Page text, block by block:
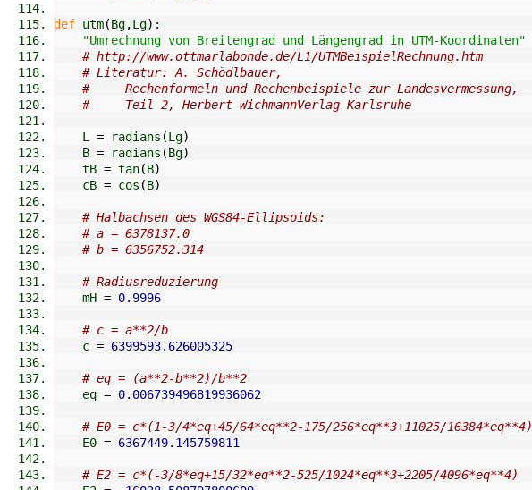
def utm(Bg,Lg) :
"Umrechnung von Breitengrad und Längengrad in UTM-Koordinaten"
# http://www.ottmarlabonde.de/L1/UTMBeispielRechnung.htm
# Literatur: A. Schödlbauer,
#     Rechenformeln und Rechenbeispiele zur Landesvermessung,
#     Teil 2, Herbert WichmannVerlag Karlsruhe
    L
= radians (Lg)
    B
= radians (Bg)
    tB
= tan(B)
    cB
= cos (B)
# Halbachsen des WGS84-Ellipsoids:
# a = 6378137.0
# b = 6356752.314
# Radiusreduzierung
    mH
= 0.9996
# c = a**2/b
    c
= 6399593.626005325
# eq = (a**2-b**2)/b**2
    eq
= 0.006739496819936062
# E0 = c*(1-3/4*eq+45/64*eq**2-175/256*eq**3+11025/16384*eq**4)
    E0
= 6367449.145759811
# E2 = c*(-3/8*eq+15/32*eq**2-525/1024*eq**3+2205/4096*eq**4)